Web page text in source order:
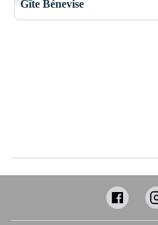
Gîte Bénevise